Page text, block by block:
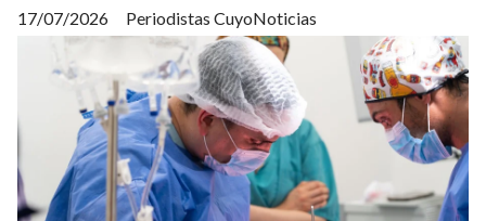
Periodistas CuyoNoticias
17/07/2026